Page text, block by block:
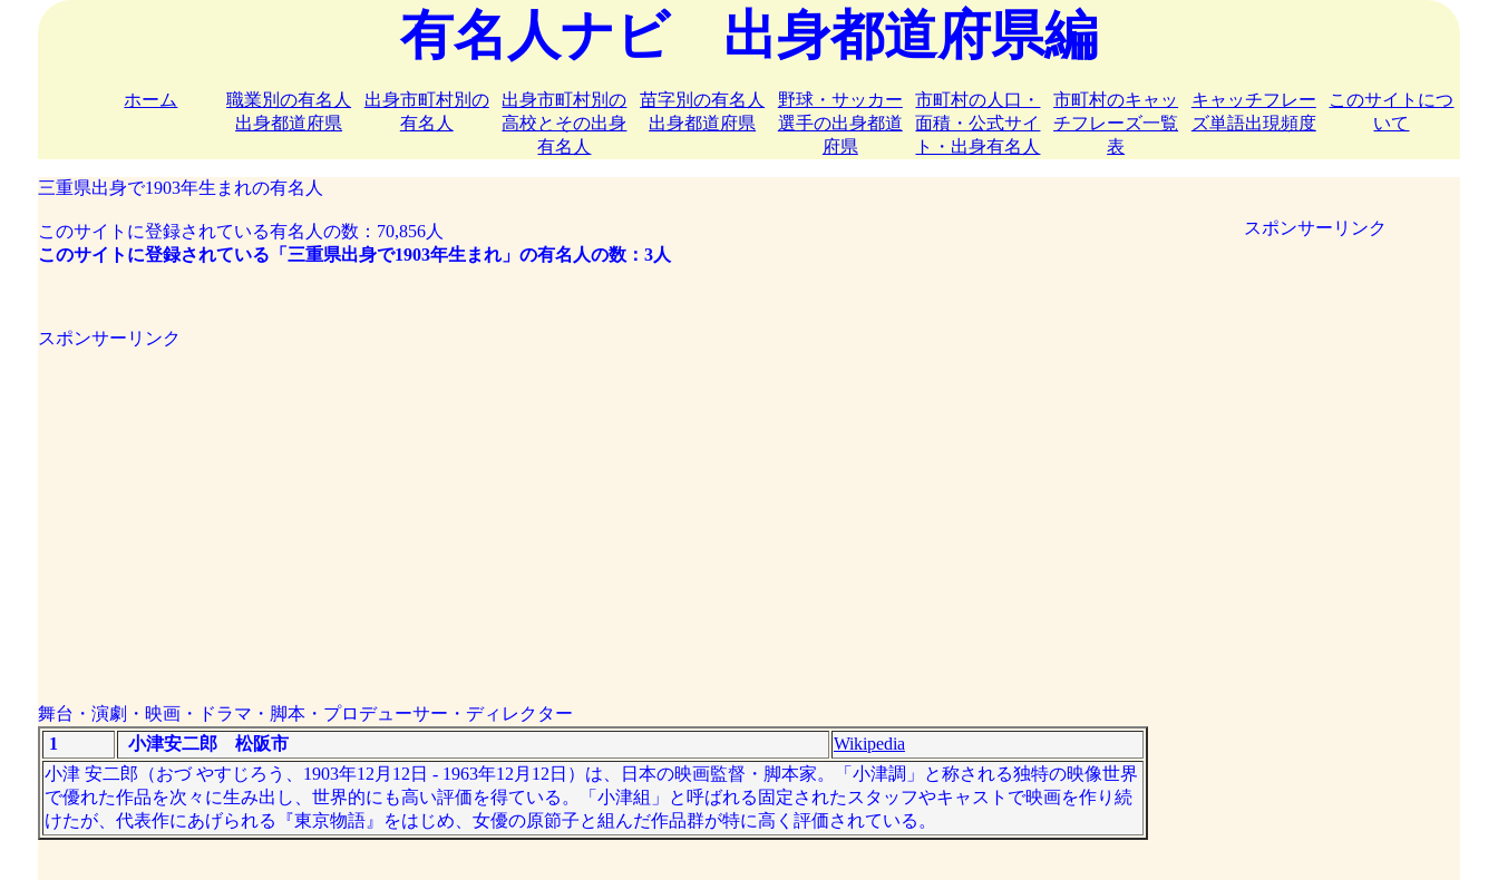
有名人ナビ 出身都道府県編
ホーム
職業別の有名人
出身都道府県
出身市町村別の
有名人
出身市町村別の
高校とその出身
有名人
苗字別の有名人
出身都道府県
野球・サッカー
選手の出身都道
府県
市町村の人口・
面積・公式サイ
ト・出身有名人
市町村のキャッ
チフレーズ一覧
表
キャッチフレー
ズ単語出現頻度
このサイトにつ
いて
三重県出身で1903年生まれの有名人
このサイトに登録されている有名人の数：70,856人
このサイトに登録されている「三重県出身で1903年生まれ」の有名人の数：3人
スポンサーリンク
舞台・演劇・映画・ドラマ・脚本・プロデューサー・ディレクター
1
小津安二郎 松阪市
Wikipedia
小津 安二郎（おづ やすじろう、1903年12月12日 - 1963年12月12日）は、日本の映画監督・脚本家。「小津調」と称される独特の映像世界
で優れた作品を次々に生み出し、世界的にも高い評価を得ている。「小津組」と呼ばれる固定されたスタッフやキャストで映画を作り続
けたが、代表作にあげられる『東京物語』をはじめ、女優の原節子と組んだ作品群が特に高く評価されている。
スポンサーリンク